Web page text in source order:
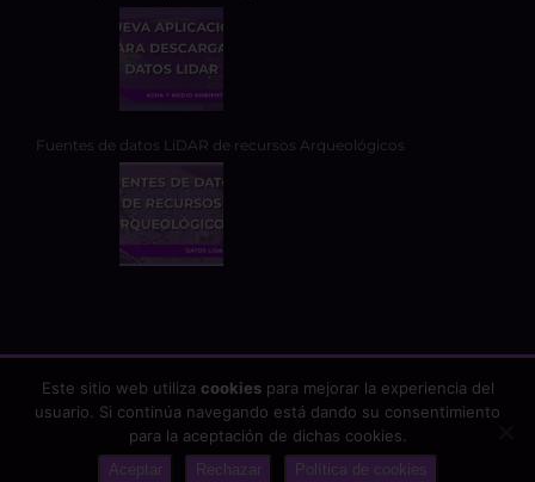
Fuentes de datos LiDAR de recursos Arqueológicos
Copyright 2026 - TYC GIS Soluciones Integrales SL | Todos los
derechos reservados |
Este sitio web utiliza cookiespara mejorar la experiencia del
usuario. Si continúa navegando está dando su consentimiento
para la aceptación de dichas cookies.
Aceptar Rechazar Política de cookies